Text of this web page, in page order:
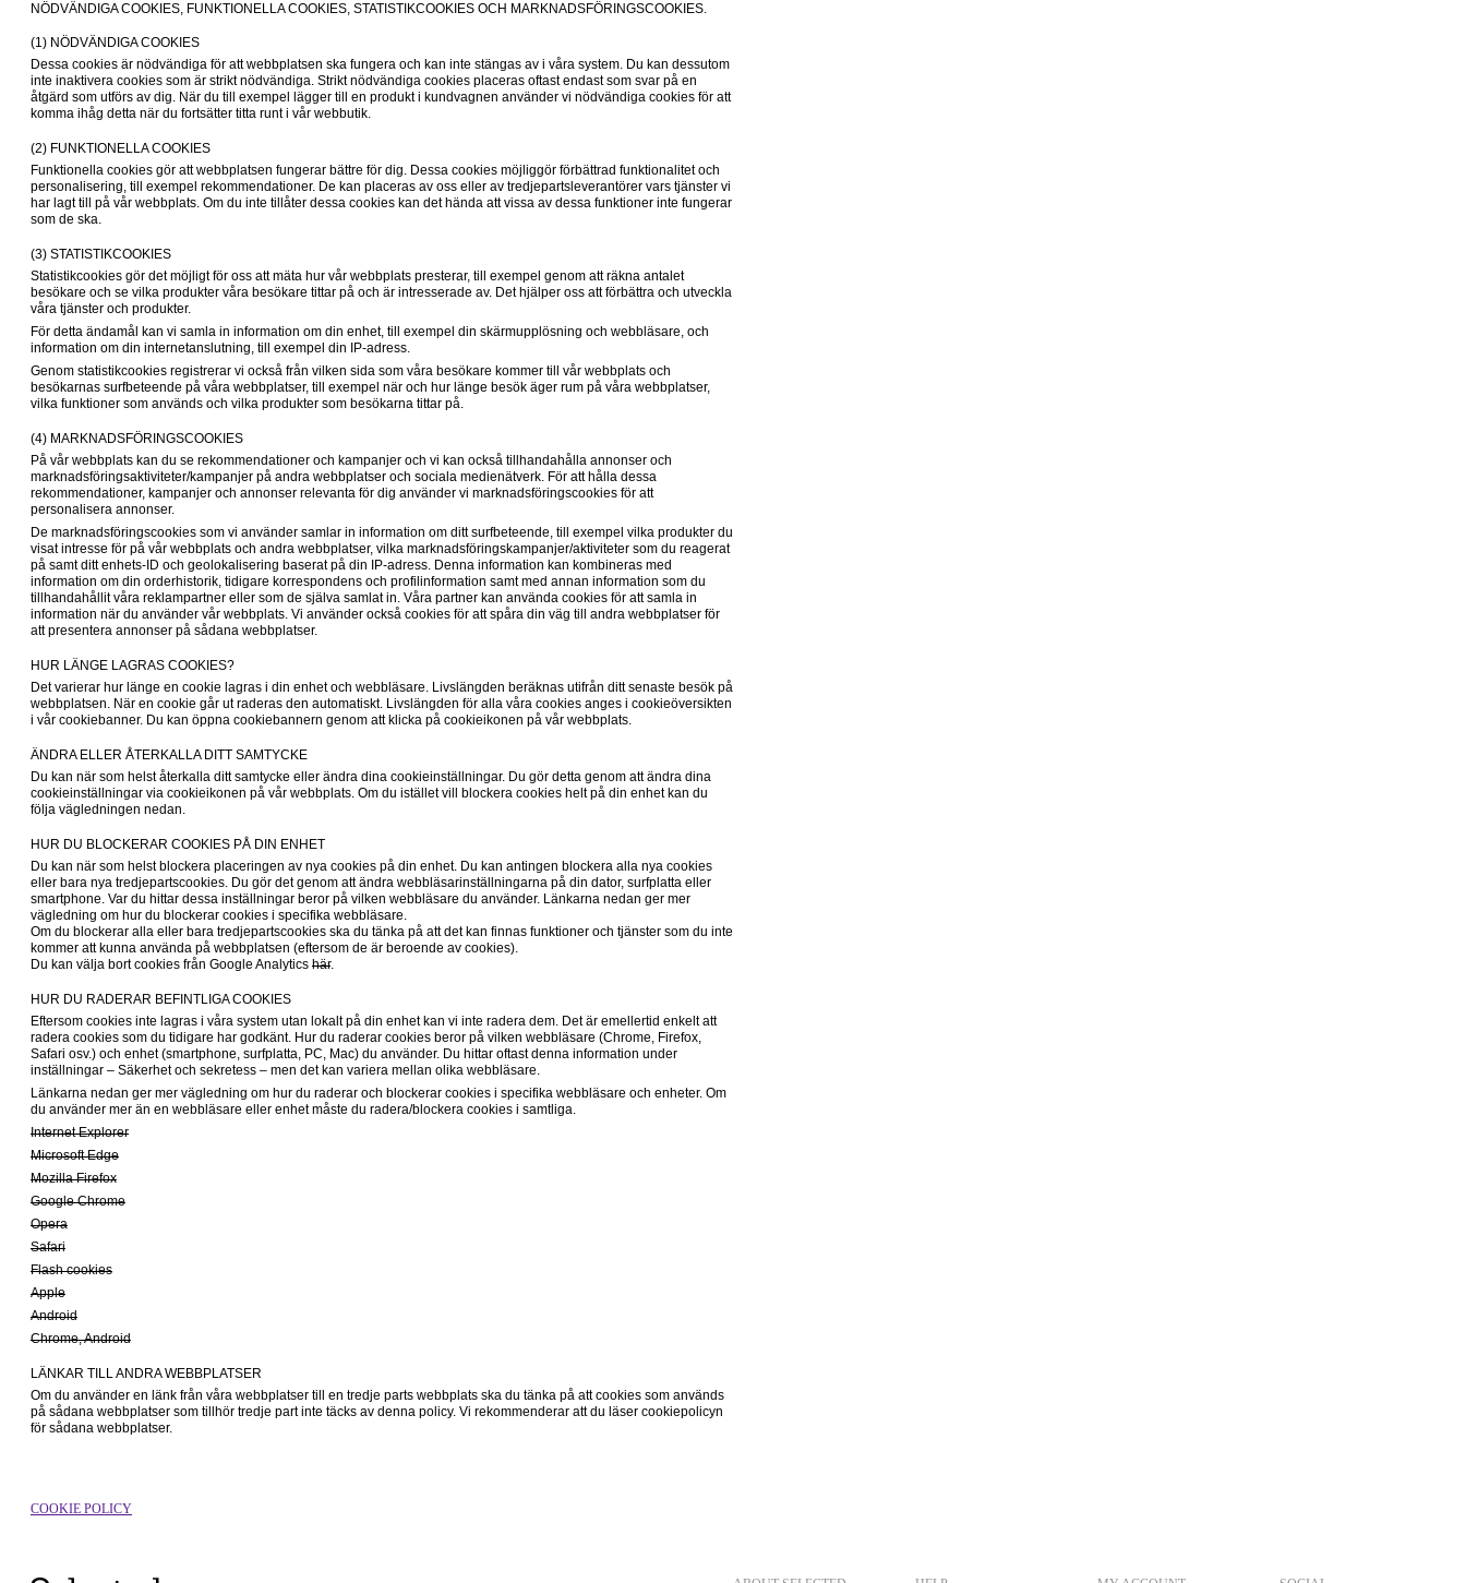
NÖDVÄNDIGA COOKIES, FUNKTIONELLA COOKIES, STATISTIKCOOKIES OCH MARKNADSFÖRINGSCOOKIES.
(1) NÖDVÄNDIGA COOKIES
Dessa cookies är nödvändiga för att webbplatsen ska fungera och kan inte stängas av i våra system. Du kan dessutom
inte inaktivera cookies som är strikt nödvändiga. Strikt nödvändiga cookies placeras oftast endast som svar på en
åtgärd som utförs av dig. När du till exempel lägger till en produkt i kundvagnen använder vi nödvändiga cookies för att
komma ihåg detta när du fortsätter titta runt i vår webbutik.
(2) FUNKTIONELLA COOKIES
Funktionella cookies gör att webbplatsen fungerar bättre för dig. Dessa cookies möjliggör förbättrad funktionalitet och
personalisering, till exempel rekommendationer. De kan placeras av oss eller av tredjepartsleverantörer vars tjänster vi
har lagt till på vår webbplats. Om du inte tillåter dessa cookies kan det hända att vissa av dessa funktioner inte fungerar
som de ska.
(3) STATISTIKCOOKIES
Statistikcookies gör det möjligt för oss att mäta hur vår webbplats presterar, till exempel genom att räkna antalet
besökare och se vilka produkter våra besökare tittar på och är intresserade av. Det hjälper oss att förbättra och utveckla
våra tjänster och produkter.
För detta ändamål kan vi samla in information om din enhet, till exempel din skärmupplösning och webbläsare, och
information om din internetanslutning, till exempel din IP-adress.
Genom statistikcookies registrerar vi också från vilken sida som våra besökare kommer till vår webbplats och
besökarnas surfbeteende på våra webbplatser, till exempel när och hur länge besök äger rum på våra webbplatser,
vilka funktioner som används och vilka produkter som besökarna tittar på.
(4) MARKNADSFÖRINGSCOOKIES
På vår webbplats kan du se rekommendationer och kampanjer och vi kan också tillhandahålla annonser och
marknadsföringsaktiviteter/kampanjer på andra webbplatser och sociala medienätverk. För att hålla dessa
rekommendationer, kampanjer och annonser relevanta för dig använder vi marknadsföringscookies för att
personalisera annonser.
De marknadsföringscookies som vi använder samlar in information om ditt surfbeteende, till exempel vilka produkter du
visat intresse för på vår webbplats och andra webbplatser, vilka marknadsföringskampanjer/aktiviteter som du reagerat
på samt ditt enhets-ID och geolokalisering baserat på din IP-adress. Denna information kan kombineras med
information om din orderhistorik, tidigare korrespondens och profilinformation samt med annan information som du
tillhandahållit våra reklampartner eller som de själva samlat in. Våra partner kan använda cookies för att samla in
information när du använder vår webbplats. Vi använder också cookies för att spåra din väg till andra webbplatser för
att presentera annonser på sådana webbplatser.
HUR LÄNGE LAGRAS COOKIES?
Det varierar hur länge en cookie lagras i din enhet och webbläsare. Livslängden beräknas utifrån ditt senaste besök på
webbplatsen. När en cookie går ut raderas den automatiskt. Livslängden för alla våra cookies anges i cookieöversikten
i vår cookiebanner. Du kan öppna cookiebannern genom att klicka på cookieikonen på vår webbplats.
ÄNDRA ELLER ÅTERKALLA DITT SAMTYCKE
Du kan när som helst återkalla ditt samtycke eller ändra dina cookieinställningar. Du gör detta genom att ändra dina
cookieinställningar via cookieikonen på vår webbplats. Om du istället vill blockera cookies helt på din enhet kan du
följa vägledningen nedan.
HUR DU BLOCKERAR COOKIES PÅ DIN ENHET
Du kan när som helst blockera placeringen av nya cookies på din enhet. Du kan antingen blockera alla nya cookies
eller bara nya tredjepartscookies. Du gör det genom att ändra webbläsarinställningarna på din dator, surfplatta eller
smartphone. Var du hittar dessa inställningar beror på vilken webbläsare du använder. Länkarna nedan ger mer
vägledning om hur du blockerar cookies i specifika webbläsare.
Om du blockerar alla eller bara tredjepartscookies ska du tänka på att det kan finnas funktioner och tjänster som du inte
kommer att kunna använda på webbplatsen (eftersom de är beroende av cookies).
Du kan välja bort cookies från Google Analytics här.
HUR DU RADERAR BEFINTLIGA COOKIES
Eftersom cookies inte lagras i våra system utan lokalt på din enhet kan vi inte radera dem. Det är emellertid enkelt att
radera cookies som du tidigare har godkänt. Hur du raderar cookies beror på vilken webbläsare (Chrome, Firefox,
Safari osv.) och enhet (smartphone, surfplatta, PC, Mac) du använder. Du hittar oftast denna information under
inställningar – Säkerhet och sekretess – men det kan variera mellan olika webbläsare.
Länkarna nedan ger mer vägledning om hur du raderar och blockerar cookies i specifika webbläsare och enheter. Om
du använder mer än en webbläsare eller enhet måste du radera/blockera cookies i samtliga.
Internet Explorer
Microsoft Edge
Mozilla Firefox
Google Chrome
Opera
Safari
Flash cookies
Apple
Android
Chrome, Android
LÄNKAR TILL ANDRA WEBBPLATSER
Om du använder en länk från våra webbplatser till en tredje parts webbplats ska du tänka på att cookies som används
på sådana webbplatser som tillhör tredje part inte täcks av denna policy. Vi rekommenderar att du läser cookiepolicyn
för sådana webbplatser.
COOKIE POLICY